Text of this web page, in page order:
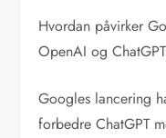
Hvordan påvirker
OpenAI og
Googles lancering
forbedre ChatGPT